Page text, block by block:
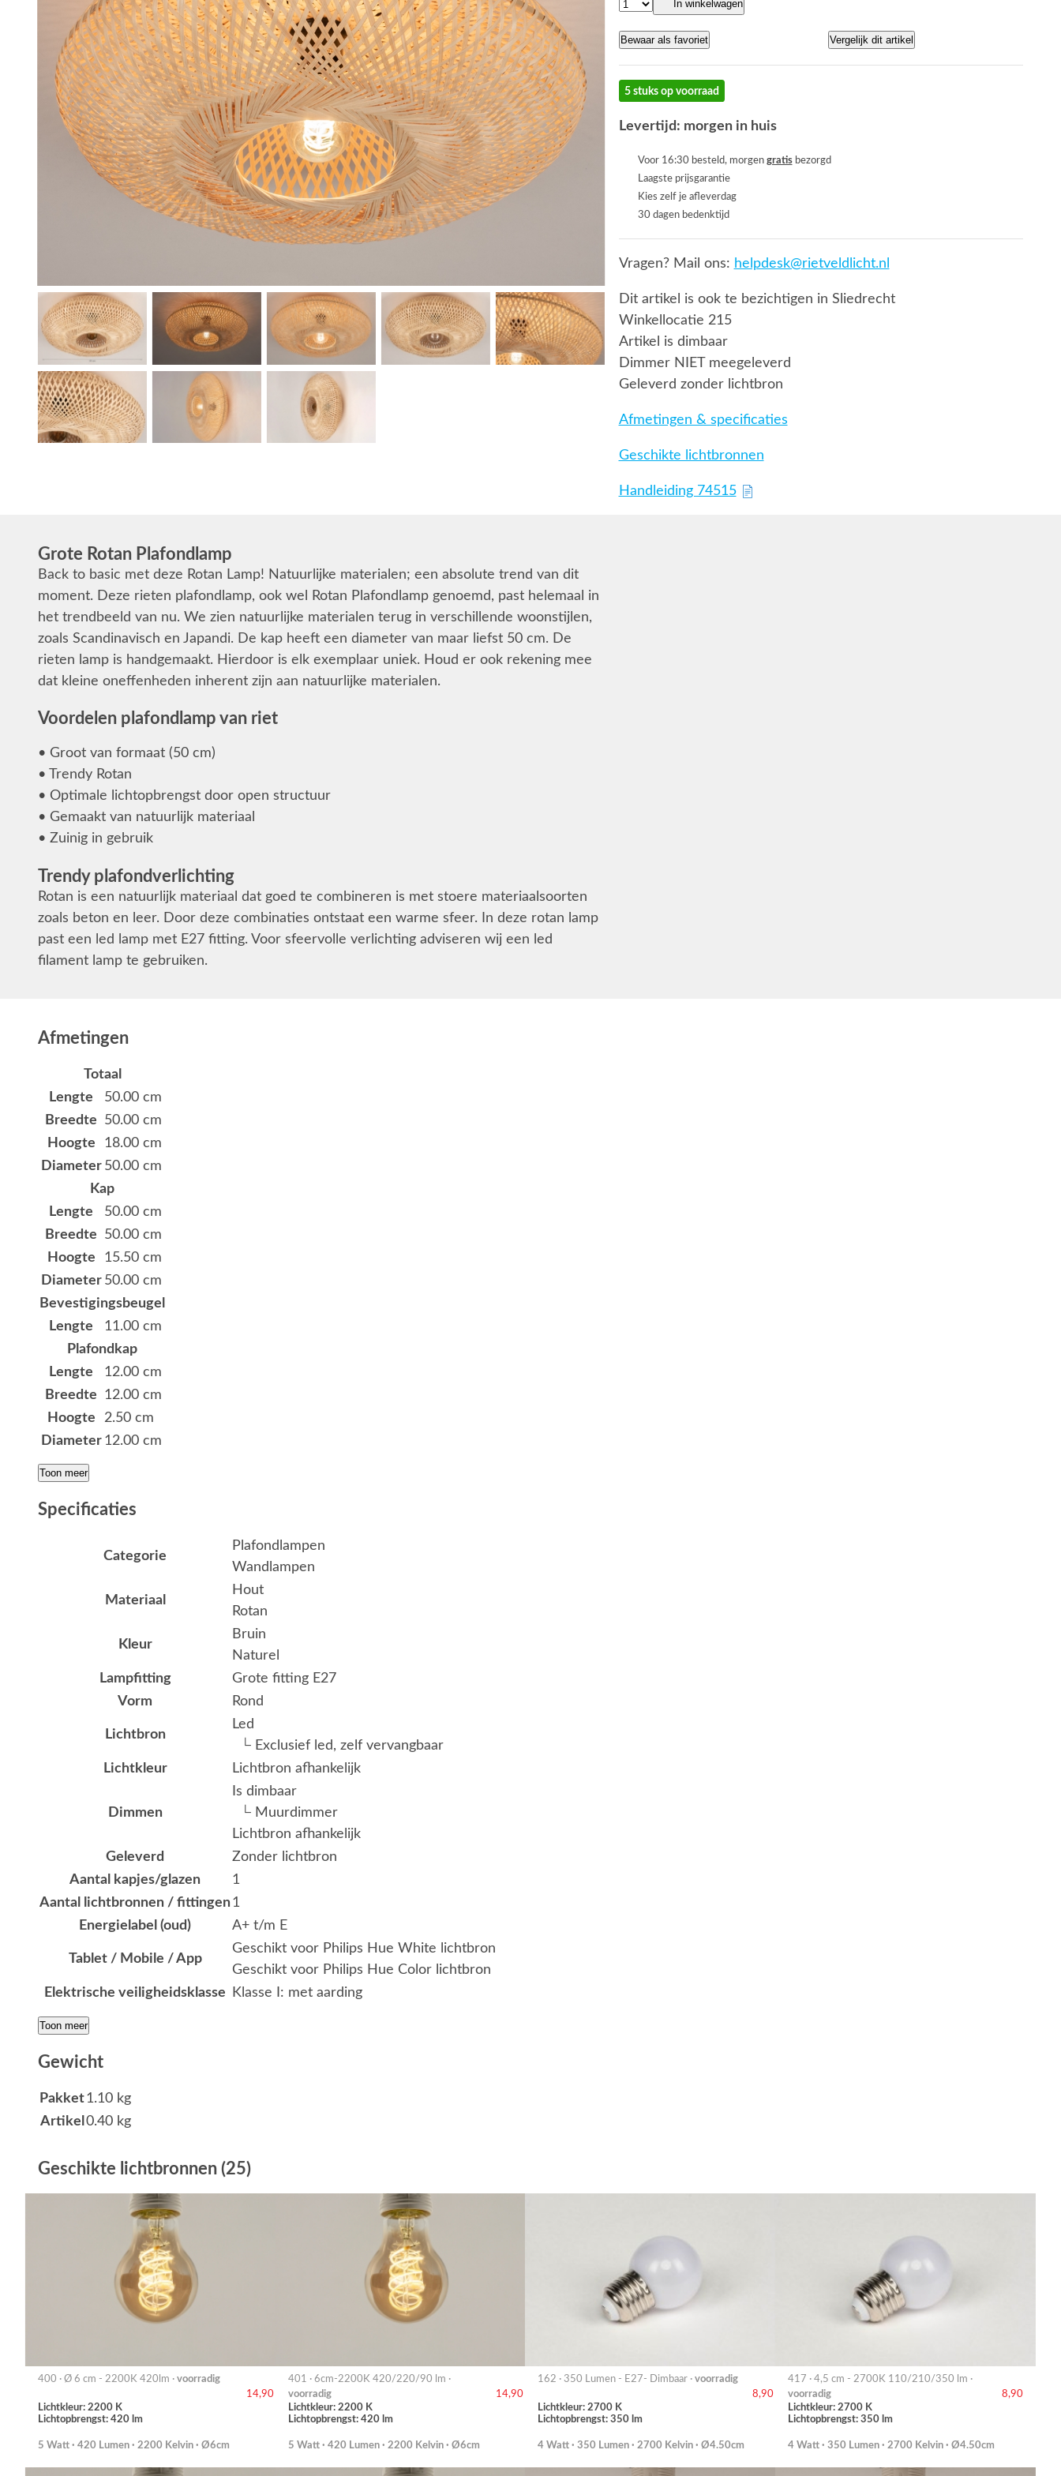
In winkelwagen
Bewaar als favoriet Vergelijk dit artikel
5 stuks op voorraad
Levertijd: morgen in huis
Voor 16:30 besteld, morgen gratisbezorgd
Laagste prijsgarantie
Kies zelf je afleverdag
30 dagen bedenktijd
Vragen? Mail ons: helpdesk@rietveldlicht.nl
Dit artikel is ook te bezichtigen in Sliedrecht
Winkellocatie 215
Artikel is dimbaar
Dimmer NIET meegeleverd
Geleverd zonder lichtbron
Afmetingen & specificaties
Geschikte lichtbronnen
Handleiding 74515
Grote Rotan Plafondlamp
Back to basic met deze Rotan Lamp! Natuurlijke materialen; een absolute trend van dit
moment. Deze rieten plafondlamp, ook wel Rotan Plafondlamp genoemd, past helemaal in
het trendbeeld van nu. We zien natuurlijke materialen terug in verschillende woonstijlen,
zoals Scandinavisch en Japandi. De kap heeft een diameter van maar liefst 50 cm. De
rieten lamp is handgemaakt. Hierdoor is elk exemplaar uniek. Houd er ook rekening mee
dat kleine oneffenheden inherent zijn aan natuurlijke materialen.
Voordelen plafondlamp van riet
• Groot van formaat (50 cm)
• Trendy Rotan
• Optimale lichtopbrengst door open structuur
• Gemaakt van natuurlijk materiaal
• Zuinig in gebruik
Trendy plafondverlichting
Rotan is een natuurlijk materiaal dat goed te combineren is met stoere materiaalsoorten
zoals beton en leer. Door deze combinaties ontstaat een warme sfeer. In deze rotan lamp
past een led lamp met E27 fitting. Voor sfeervolle verlichting adviseren wij een led
filament lamp te gebruiken.
Afmetingen
Totaal
Lengte
50.00 cm
Breedte
50.00 cm
Hoogte
18.00 cm
Diameter 50.00 cm
Kap
Lengte
50.00 cm
Breedte
50.00 cm
Hoogte
15.50 cm
Diameter 50.00 cm
Bevestigingsbeugel
Lengte
11.00 cm
Plafondkap
Lengte
12.00 cm
Breedte
12.00 cm
Hoogte
2.50 cm
Diameter 12.00 cm
Toon meer
Specificaties
Categorie
Plafondlampen
Wandlampen
Materiaal
Hout
Rotan
Kleur
Bruin
Naturel
Lampfitting
Grote fitting E27
Vorm
Rond
Lichtbron
Led
└ Exclusief led, zelf vervangbaar
Lichtkleur
Lichtbron afhankelijk
Dimmen
Is dimbaar
└ Muurdimmer
Lichtbron afhankelijk
Geleverd
Zonder lichtbron
Aantal kapjes/glazen
1
Aantal lichtbronnen / fittingen1
Energielabel (oud)
A+ t/m E
Tablet / Mobile / App
Geschikt voor Philips Hue White lichtbron
Geschikt voor Philips Hue Color lichtbron
Elektrische veiligheidsklasse
Klasse I: met aarding
Toon meer
Gewicht
Pakket1.10 kg
Artikel 0.40 kg
Geschikte lichtbronnen (25)
400 · Ø 6 cm - 2200K 420lm · voorradig
14,90
Lichtkleur: 2200 K
Lichtopbrengst: 420 lm
5 Watt · 420 Lumen · 2200 Kelvin · Ø6cm
401 · 6cm-2200K 420/220/90 lm ·
voorradig
14,90
Lichtkleur: 2200 K
Lichtopbrengst: 420 lm
5 Watt · 420 Lumen · 2200 Kelvin · Ø6cm
162 · 350 Lumen - E27- Dimbaar · voorradig
8,90
Lichtkleur: 2700 K
Lichtopbrengst: 350 lm
4 Watt · 350 Lumen · 2700 Kelvin · Ø4.50cm
417 · 4,5 cm - 2700K 110/210/350 lm ·
voorradig
8,90
Lichtkleur: 2700 K
Lichtopbrengst: 350 lm
4 Watt · 350 Lumen · 2700 Kelvin · Ø4.50cm